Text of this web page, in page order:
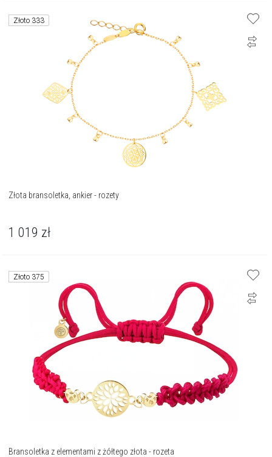
Złoto 333
Złota bransoletka, ankier - rozety
1 019 zł
Złoto 375
Bransoletka z elementami z żółtego złota - rozeta